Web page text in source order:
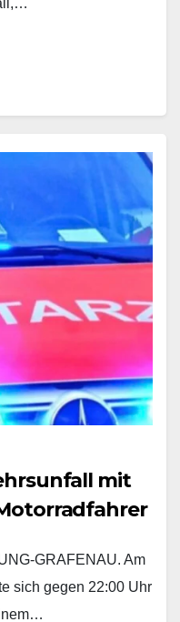
mit
GRAFENAU. Am
sich gegen 22:00 Uhr